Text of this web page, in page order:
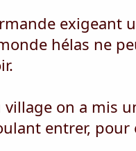
exigeant
hélas ne
village on a mis
entrer, pour